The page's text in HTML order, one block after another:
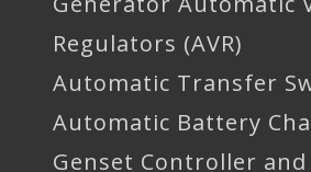
Regulators (AVR)
Automatic Transfer
Automatic Battery
Genset Controller